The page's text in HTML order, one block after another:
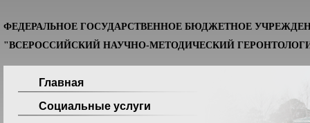
ФЕДЕРАЛЬНОЕ ГОСУДАРСТВЕННОЕ БЮДЖЕТНОЕ
"ВСЕРОССИЙСКИЙ НАУЧНО-МЕТОДИЧЕСКИЙ
Главная
Социальные услуги